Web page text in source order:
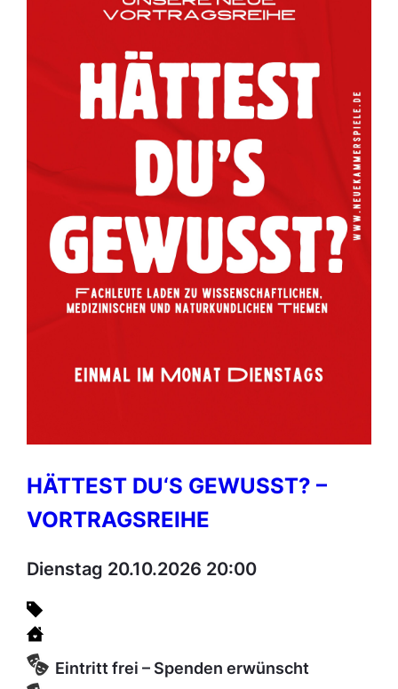
HÄTTEST DU‘S GEWUSST? –
VORTRAGSREIHE
Dienstag 20.10.2026 20:00
Eintritt frei – Spenden erwünscht